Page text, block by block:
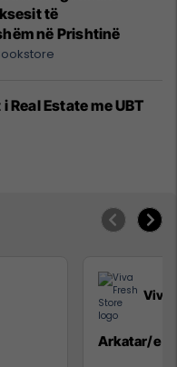
të
në Prishtinë
Real Estate me UBT
Viva
Arkatar/e